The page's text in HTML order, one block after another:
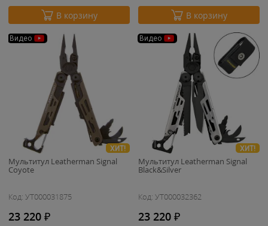
В корзину В корзину
Видео
ХИТ!
Мультитул Leatherman Signal
Coyote
Код: УТ000031875
23 220 ₽
Видео
ХИТ!
Мультитул Leatherman Signal
Black&Silver
Код: УТ000032362
23 220 ₽